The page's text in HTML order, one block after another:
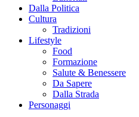
Dalla Politica
Cultura
Tradizioni
Lifestyle
Food
Formazione
Salute & Benessere
Da Sapere
Dalla Strada
Personaggi